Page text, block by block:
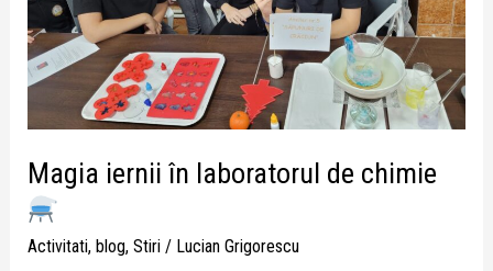
Magia iernii în laboratorul de chimie
Activitati, blog, Stiri/ Lucian Grigorescu